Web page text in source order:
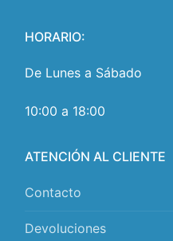
HORARIO:
De Lunes a Sábado
10:00 a 18:00
ATENCIÓN AL CLIENTE
Contacto
Devoluciones